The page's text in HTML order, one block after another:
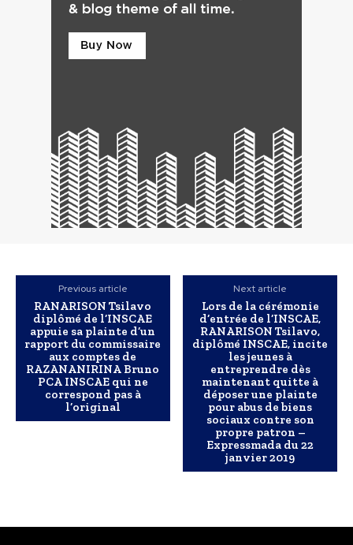
Previous article
RANARISON Tsilavo
diplômé de l’INSCAE
appuie sa plainte d’un
rapport du commissaire
aux comptes de
RAZANANIRINA Bruno
PCA INSCAE qui ne
correspond pas à
l’original
Next article
Lors de la cérémonie
d’entrée de l’INSCAE,
RANARISON Tsilavo,
diplômé INSCAE, incite
les jeunes à
entreprendre dès
maintenant quitte à
déposer une plainte
pour abus de biens
sociaux contre son
propre patron –
Expressmada du 22
janvier 2019